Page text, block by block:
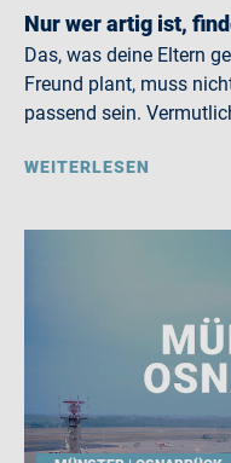
Nur wer artig ist,
Das, was deine Eltern
Freund plant, muss
passend sein.
WEITERLESEN